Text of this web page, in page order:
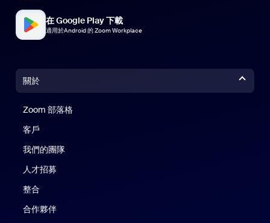
在 Google Play 下載
適用於Android 的 Zoom Workplace
關於
Zoom 部落格
客戶
我們的團隊
人才招募
整合
合作夥伴